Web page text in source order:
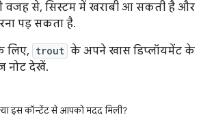
वजह से, सिस्टम में खराबी आ सकती है और
पड़ सकता है.
लिए, trout के अपने खास डिप्लॉयमेंट के
नोट देखें.
इस कॉन्टेंट से आपको मदद मिली?